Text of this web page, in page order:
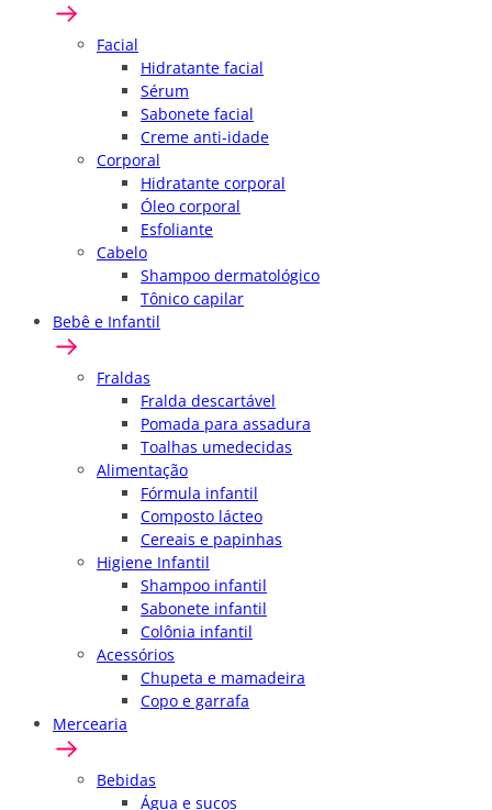
Facial
Hidratante facial
Sérum
Sabonete facial
Creme anti-idade
Corporal
Hidratante corporal
Óleo corporal
Esfoliante
Cabelo
Shampoo dermatológico
Tônico capilar
Bebê e Infantil
Fraldas
Fralda descartável
Pomada para assadura
Toalhas umedecidas
Alimentação
Fórmula infantil
Composto lácteo
Cereais e papinhas
Higiene Infantil
Shampoo infantil
Sabonete infantil
Colônia infantil
Acessórios
Chupeta e mamadeira
Copo e garrafa
Mercearia
Bebidas
Água e sucos